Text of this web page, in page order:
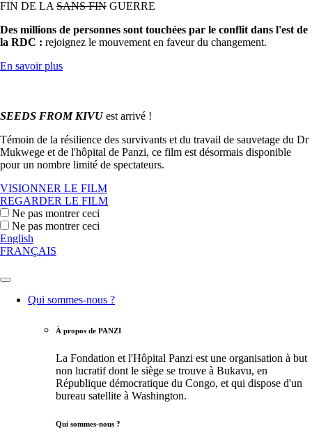
FIN DE LA SANS FIN GUERRE
Des millions de personnes sont touchées par le conflit dans l'est de
la RDC : rejoignez le mouvement en faveur du changement.
En savoir plus
SEEDS FROM KIVUest arrivé !
Témoin de la résilience des survivants et du travail de sauvetage du Dr
Mukwege et de l'hôpital de Panzi, ce film est désormais disponible
pour un nombre limité de spectateurs.
VISIONNER LE FILM
REGARDER LE FILM
Ne pas montrer ceci
Ne pas montrer ceci
English
FRANÇAIS
Qui sommes-nous ?
À propos de PANZI
La Fondation et l'Hôpital Panzi est une organisation à but
non lucratif dont le siège se trouve à Bukavu, en
République démocratique du Congo, et qui dispose d'un
bureau satellite à Washington.
Qui sommes-nous ?